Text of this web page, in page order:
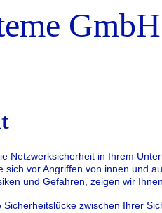
GmbH
Netzwerksicherheit in Ihrem
vor Angriffen von innen und
und Gefahren, zeigen wir
zwischen Ihrer